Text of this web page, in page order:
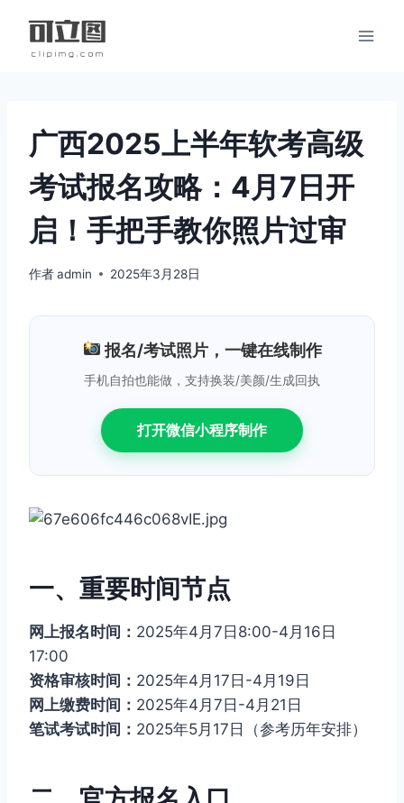
广西2025上半年软考高级
考试报名攻略：4月7日开
启！手把手教你照片过审
作者admin 2025年3月28日
报名/考试照片，一键在线制作
手机自拍也能做，支持换装/美颜/生成回执
打开微信小程序制作
一、重要时间节点
网上报名时间： 2025年4月7日8:00-4月16日
17:00
资格审核时间： 2025年4月17日-4月19日
网上缴费时间： 2025年4月7日-4月21日
笔试考试时间： 2025年5月17日（参考历年安排）